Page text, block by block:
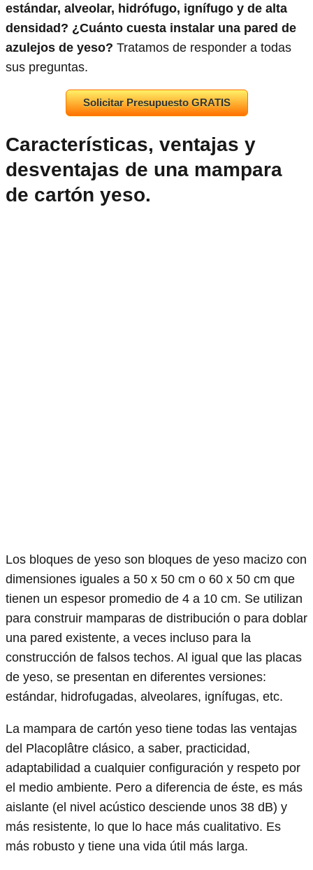
estándar, alveolar, hidrófugo, ignífugo y de alta
densidad? ¿Cuánto cuesta instalar una pared de
azulejos de yeso? Tratamos de responder a todas
sus preguntas.
Solicitar Presupuesto GRATIS
Características, ventajas y
desventajas de una mampara
de cartón yeso.
Los bloques de yeso son bloques de yeso macizo con
dimensiones iguales a 50 x 50 cm o 60 x 50 cm que
tienen un espesor promedio de 4 a 10 cm. Se utilizan
para construir mamparas de distribución o para doblar
una pared existente, a veces incluso para la
construcción de falsos techos. Al igual que las placas
de yeso, se presentan en diferentes versiones:
estándar, hidrofugadas, alveolares, ignífugas, etc.
La mampara de cartón yeso tiene todas las ventajas
del Placoplâtre clásico, a saber, practicidad,
adaptabilidad a cualquier configuración y respeto por
el medio ambiente. Pero a diferencia de éste, es más
aislante (el nivel acústico desciende unos 38 dB) y
más resistente, lo que lo hace más cualitativo. Es
más robusto y tiene una vida útil más larga.